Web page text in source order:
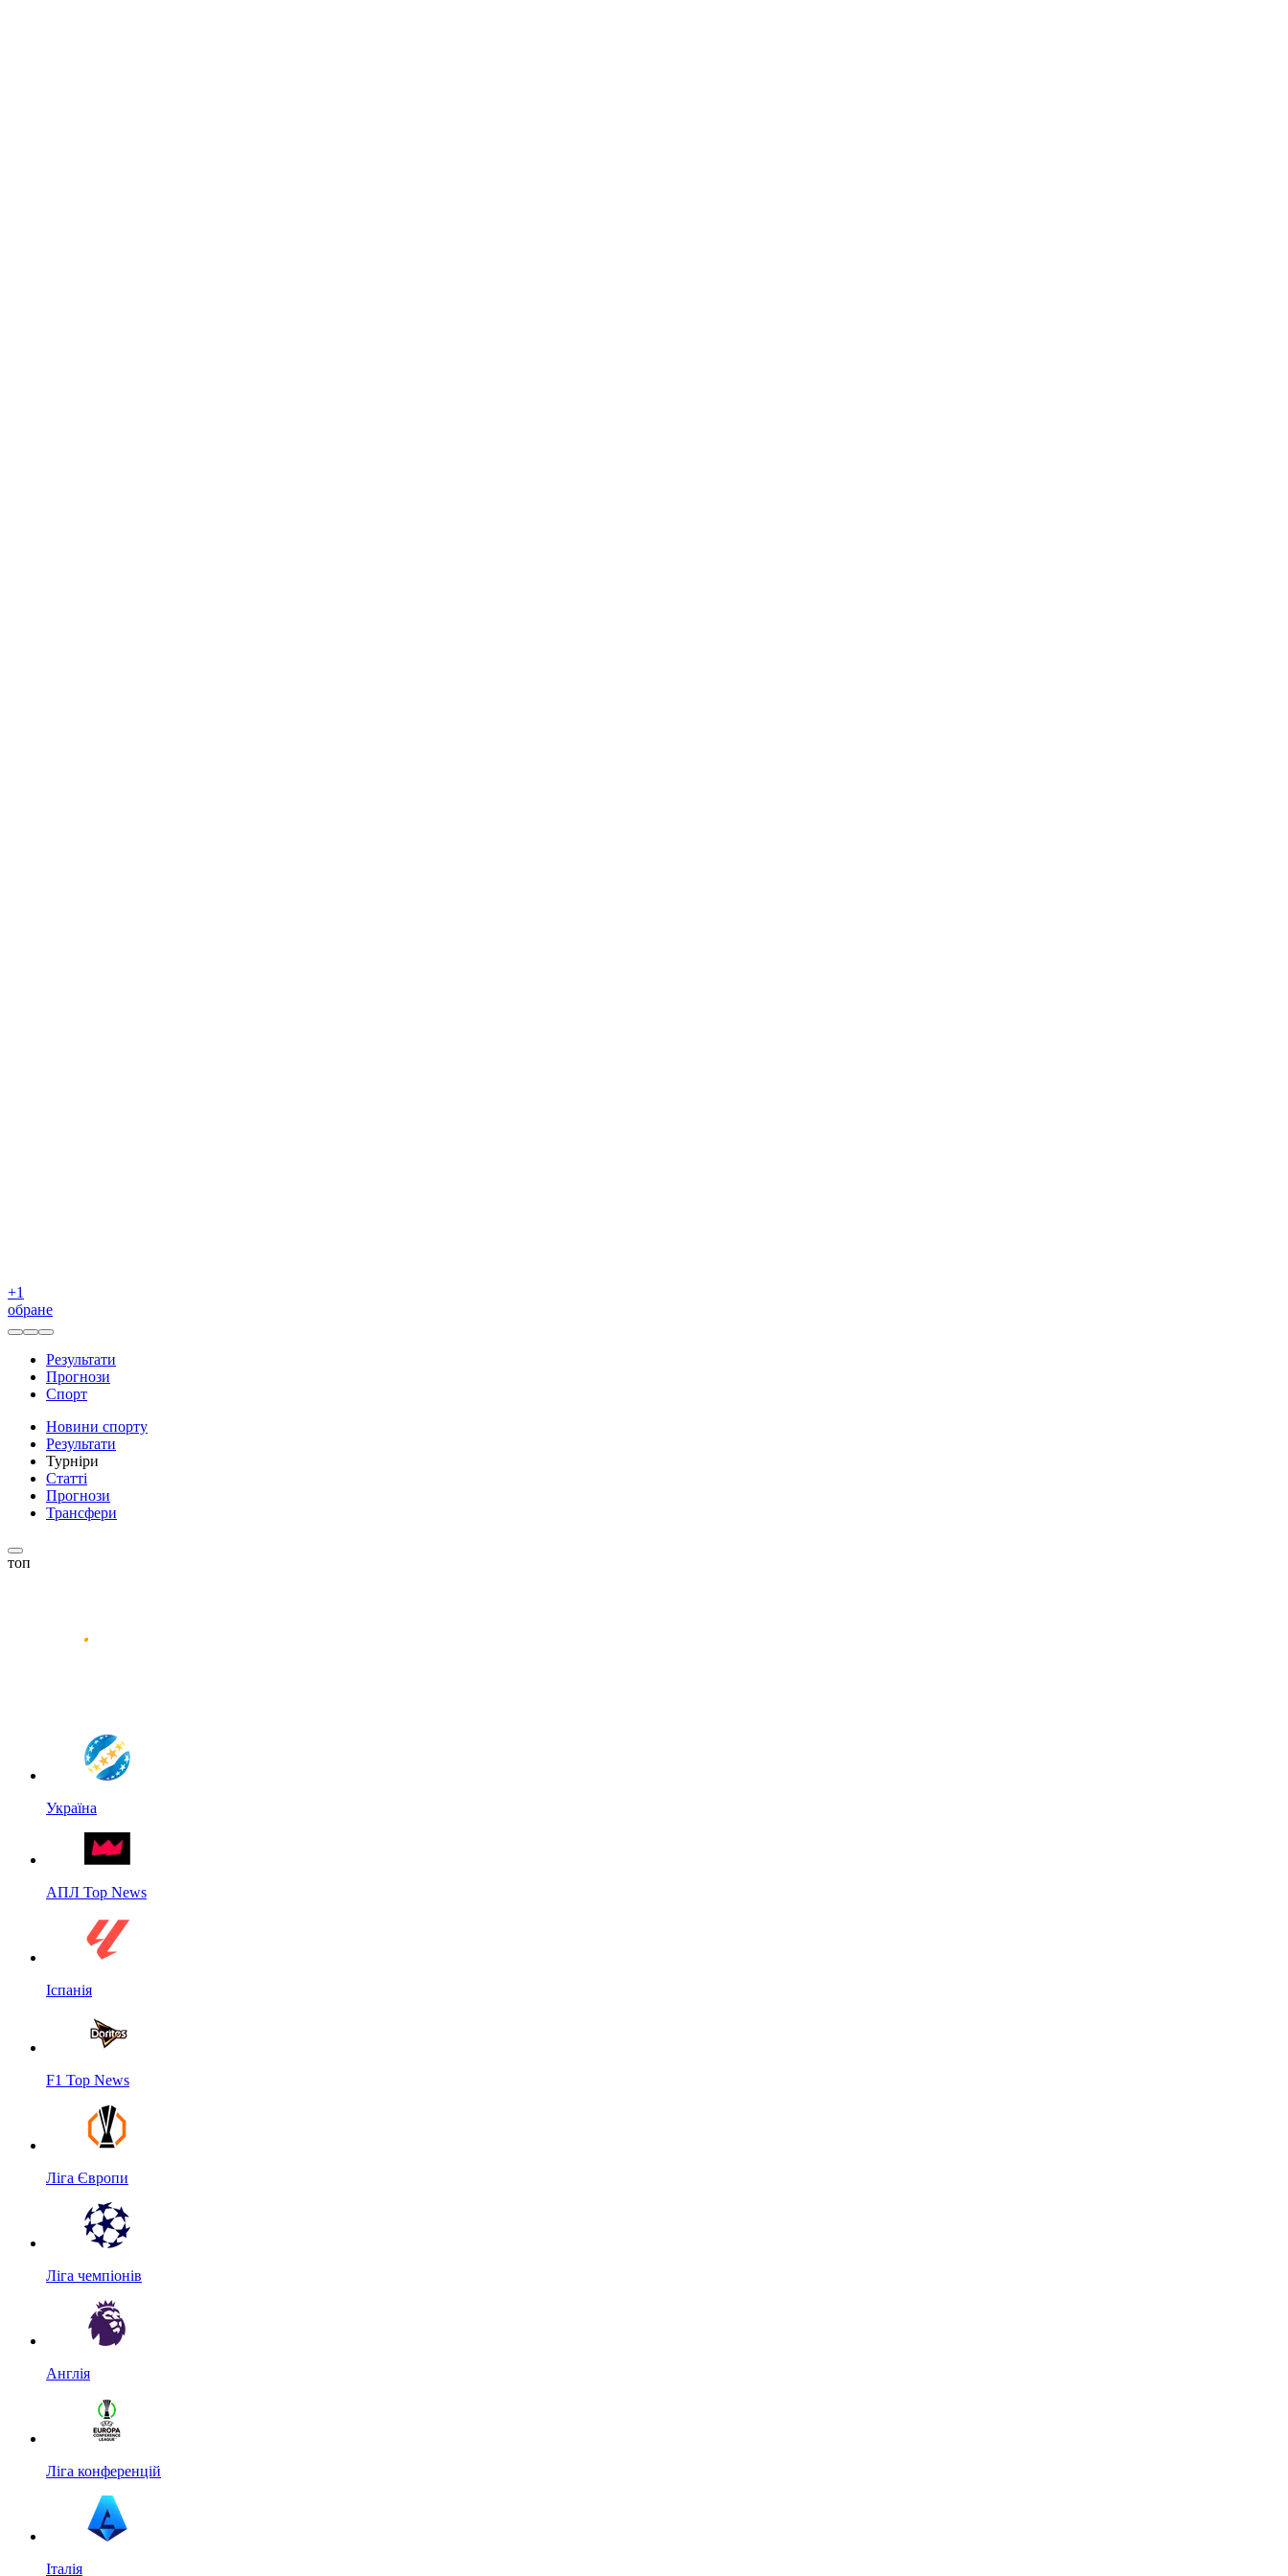
+1
обране
Результати
Прогнози
Спорт
Новини спорту
Результати
Турніри
Статті
Прогнози
Трансфери
топ
Україна
АПЛ Top News
Іспанія
F1 Top News
Ліга Європи
Ліга чемпіонів
Англія
Ліга конференцій
Італія